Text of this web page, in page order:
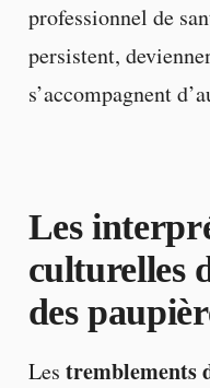
professionnel de
persistent,
s’accompagnent
Les
culturelles
des
Les tremblements